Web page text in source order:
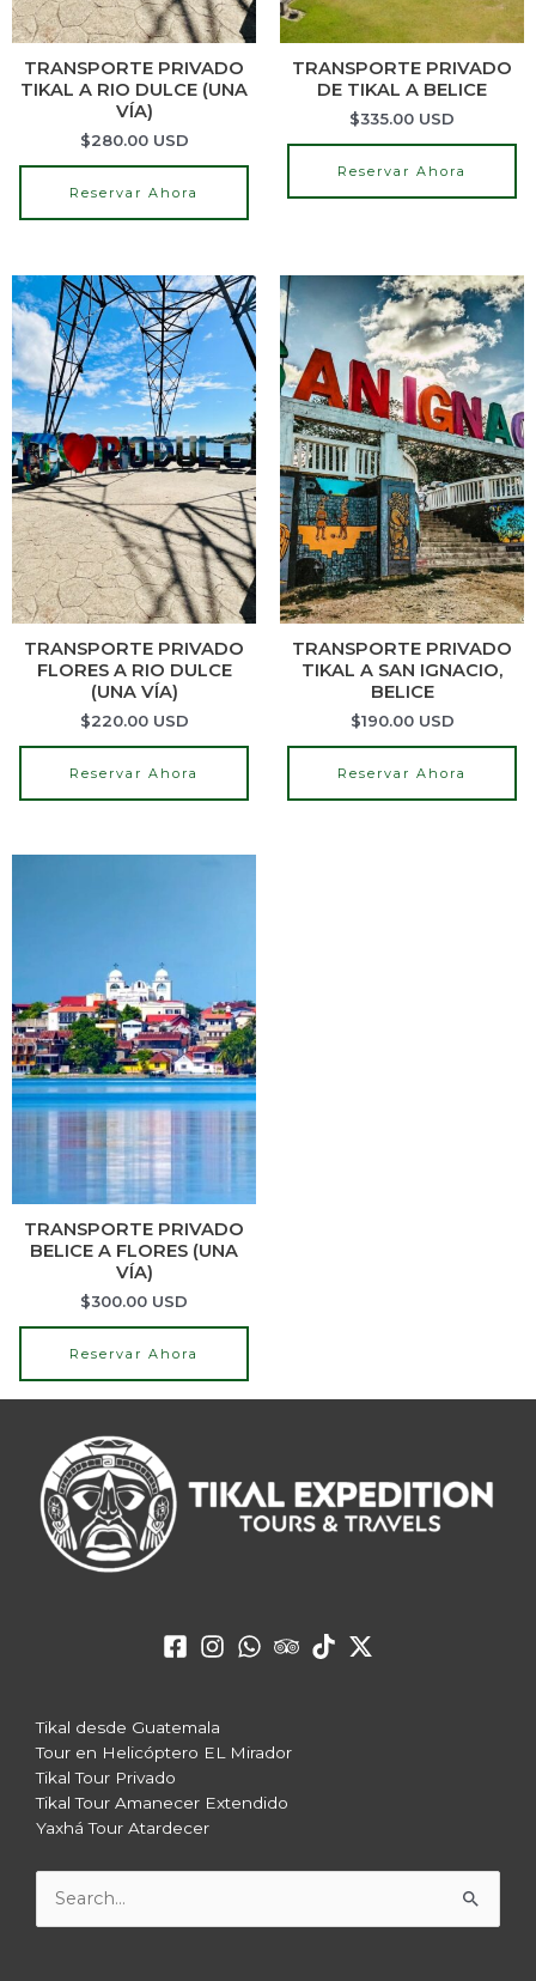
TRANSPORTE PRIVADO
TIKAL A RIO DULCE (UNA
VÍA)
$280.00USD
Reservar Ahora
TRANSPORTE PRIVADO
DE TIKAL A BELICE
$335.00 USD
Reservar Ahora
TRANSPORTE PRIVADO
FLORES A RIO DULCE
(UNA VÍA)
$220.00USD
Reservar Ahora
TRANSPORTE PRIVADO
TIKAL A SAN IGNACIO,
BELICE
$190.00USD
Reservar Ahora
TRANSPORTE PRIVADO
BELICE A FLORES (UNA
VÍA)
$300.00 USD
Reservar Ahora
Tikal desde Guatemala
Tour en Helicóptero EL Mirador
Tikal Tour Privado
Tikal Tour Amanecer Extendido
Yaxhá Tour Atardecer
Buscar
por: